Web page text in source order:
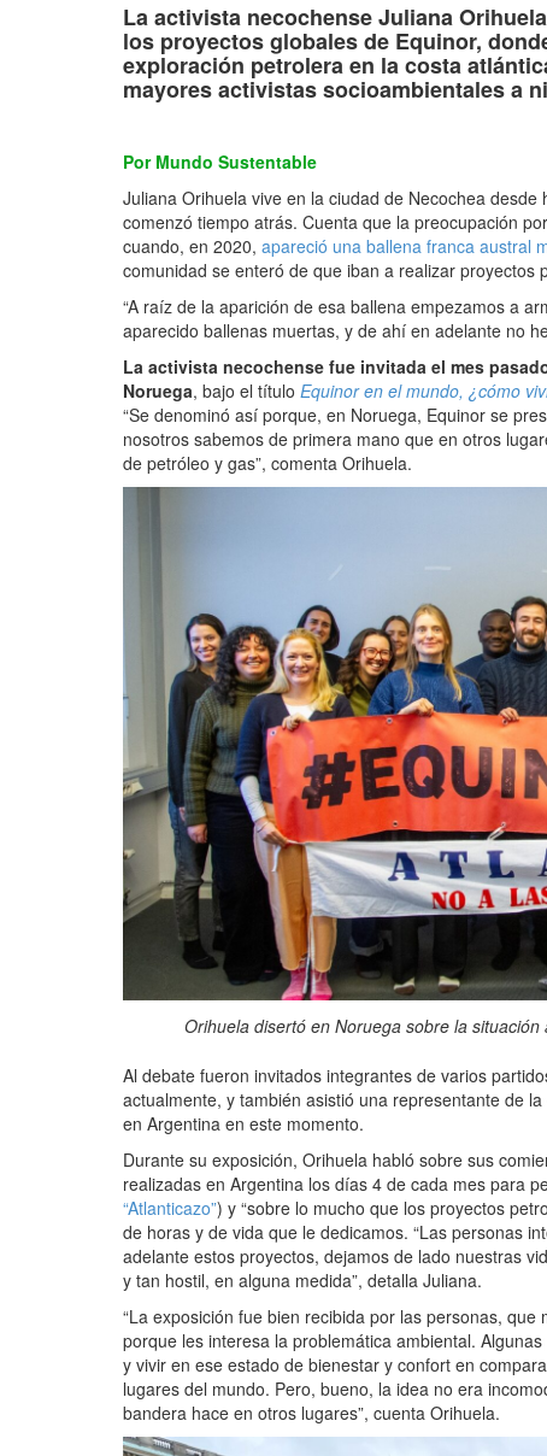
La activista necochense Juliana
los proyectos globales de Equinor,
exploración petrolera en la costa
mayores activistas socioambientales a
Por Mundo Sustentable
Juliana Orihuela vive en la ciudad de Necochea
comenzó tiempo atrás. Cuenta que la preocupación
cuando, en 2020, apareció una ballena franca austral
comunidad se enteró de que iban a realizar proyectos
“A raíz de la aparición de esa ballena empezamos a
aparecido ballenas muertas, y de ahí en adelante no
La activista necochense fue invitada el mes
Noruega, bajo el título Equinor en el mundo, ¿cómo
“Se denominó así porque, en Noruega, Equinor se
nosotros sabemos de primera mano que en otros
de petróleo y gas”, comenta Orihuela.
Orihuela disertó en Noruega sobre la
Al debate fueron invitados integrantes de varios
actualmente, y también asistió una representante de
en Argentina en este momento.
Durante su exposición, Orihuela habló sobre sus
realizadas en Argentina los días 4 de cada mes para
“Atlanticazo”) y “sobre lo mucho que los proyectos
de horas y de vida que le dedicamos. “Las personas
adelante estos proyectos, dejamos de lado nuestras
y tan hostil, en alguna medida”, detalla Juliana.
“La exposición fue bien recibida por las personas,
porque les interesa la problemática ambiental.
y vivir en ese estado de bienestar y confort en
lugares del mundo. Pero, bueno, la idea no era
bandera hace en otros lugares”, cuenta Orihuela.